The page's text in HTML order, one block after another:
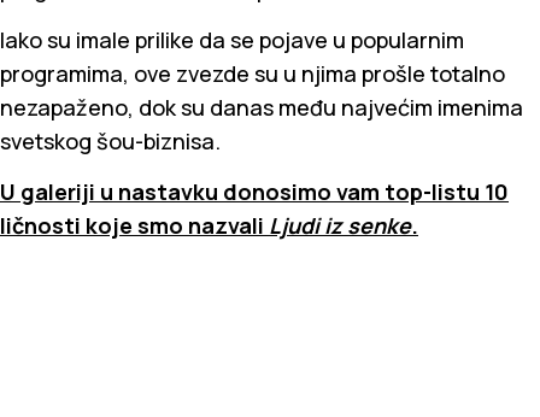
Iako su imale prilike da se pojave u popularnim
programima, ove zvezde su u njima prošle totalno
nezapaženo, dok su danas među najvećim imenima
svetskog šou-biznisa.
U galeriji u nastavku donosimo vam top-listu 10
ličnosti koje smo nazvali Ljudi iz senke.